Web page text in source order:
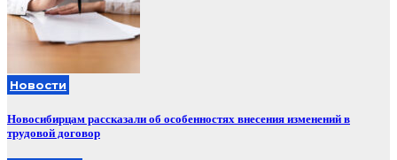
Новости
Новосибирцам рассказали об особенностях внесения изменений в
трудовой договор